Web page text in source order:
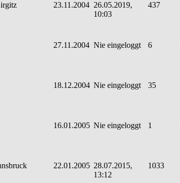
23.11.2004 26.05.2019,
10:03
437
27.11.2004 Nie eingeloggt 6
18.12.2004 Nie eingeloggt 35
16.01.2005 Nie eingeloggt 1
22.01.2005 28.07.2015,
13:12
1033